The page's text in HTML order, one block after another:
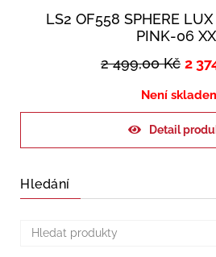
LS2 OF558 SPHERE
PINK-06
2 499,00Kč 2
Není
Detail
Hledání